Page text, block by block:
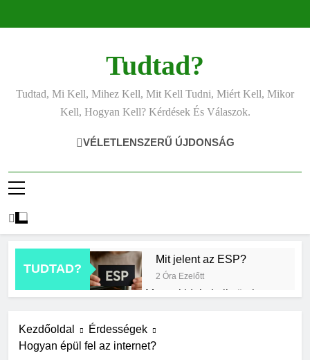
Tudtad?
Tudtad, Mi Kell, Mihez Kell, Mit Kell Tudni, Miért Kell, Mikor
Kell, Hogyan Kell? Kérdések És Válaszok.
VÉLETLENSZERŰ ÚJDONSÁG
TUDTAD?
Mit jelent az ESP?
2 Óra Ezelőtt
Mennyi ideig kell sütni a
Miért világít a motorhiba
jelzés?
Kezdőoldal
Érdességek
Hogyan épül fel az internet?